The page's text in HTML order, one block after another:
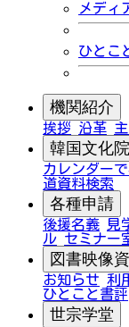
メディ
ひとこ
機関紹介
挨拶 沿革
韓国文化
カレンダー
道資料検索
各種申請
後援名義 見
ル セミナー
図書映像
お知らせ 利
ひとこと書評
世宗学堂